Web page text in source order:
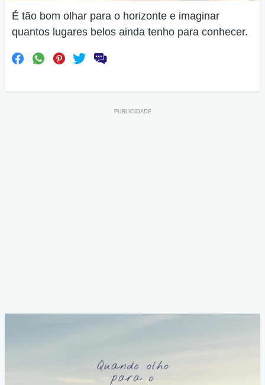
É tão bom olhar para o horizonte e imaginar
quantos lugares belos ainda tenho para conhecer.